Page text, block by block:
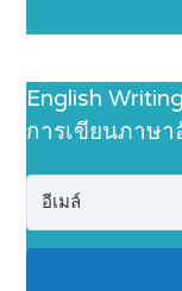
English
การเขียนภาษ